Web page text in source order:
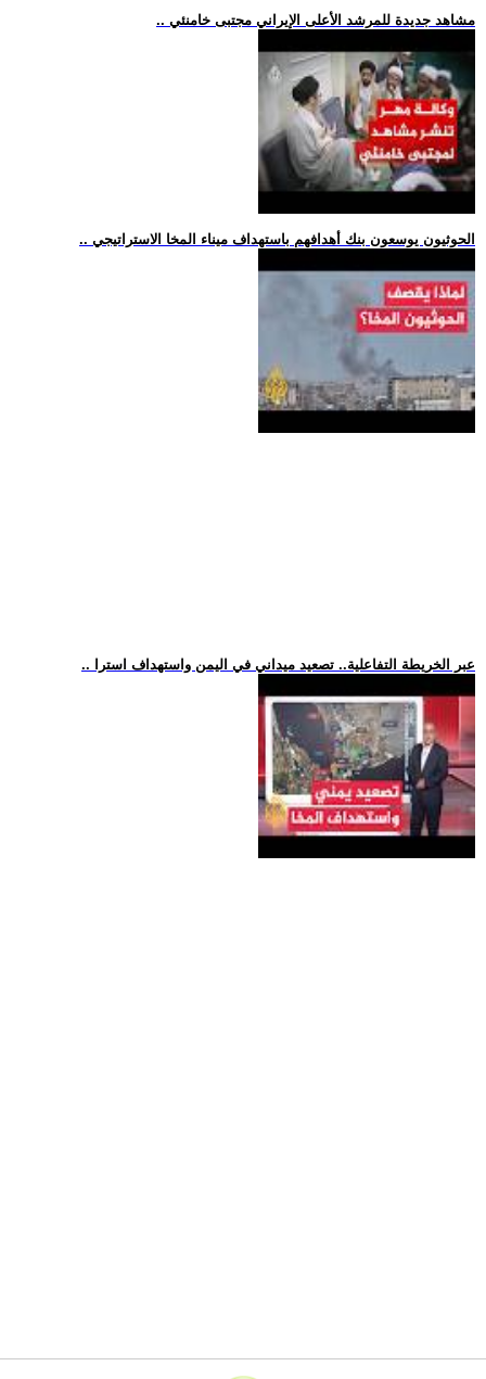
.. مشاهد جديدة للمرشد الأعلى الإيراني مجتبى خامنئي
.. الحوثيون يوسعون بنك أهدافهم باستهداف ميناء المخا الاستراتيجي
.. عبر الخريطة التفاعلية.. تصعيد ميداني في اليمن واستهداف استرا